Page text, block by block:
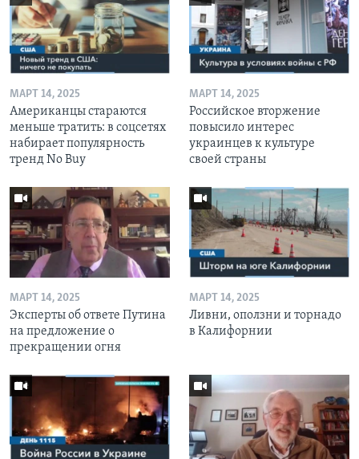
МАРТ 14, 2025
Американцы стараются
меньше тратить: в соцсетях
набирает популярность
тренд No Buy
МАРТ 14, 2025
Российское вторжение
повысило интерес
украинцев к культуре
своей страны
МАРТ 14, 2025
Эксперты об ответе Путина
на предложение о
прекращении огня
МАРТ 14, 2025
Ливни, оползни и торнадо
в Калифорнии